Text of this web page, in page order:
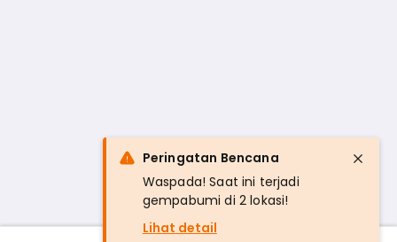
Peringatan Bencana
Waspada! Saat ini terjadi
gempabumi di 2 lokasi!
Lihat detail